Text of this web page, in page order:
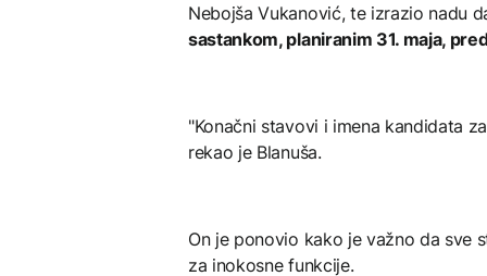
Nebojša Vukanović, te izrazio nadu
sastankom, planiranim 31. maja,
"Konačni stavovi i imena kandidata
rekao je Blanuša.
On je ponovio kako je važno da sve
za inokosne funkcije.